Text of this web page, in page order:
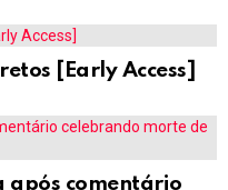
[Early Access]
após comentário